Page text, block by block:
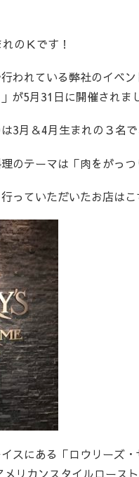
のＫです！
われている弊社のイベン
が5月31日に開催されま
3月＆4月生まれの３名
のテーマは「肉をがっつ
っていただいたお店はこ
スにある「ロウリーズ・
リカンスタイルロース